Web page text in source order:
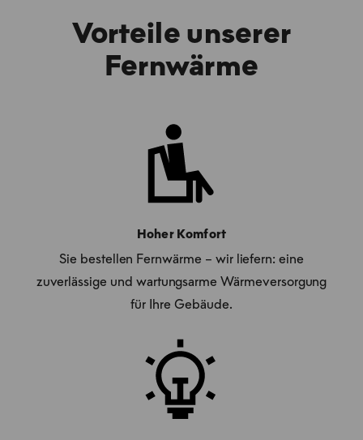
Vorteile unserer
Fernwärme
Hoher Komfort
Sie bestellen Fernwärme – wir liefern: eine
zuverlässige und wartungsarme Wärmeversorgung
für Ihre Gebäude.